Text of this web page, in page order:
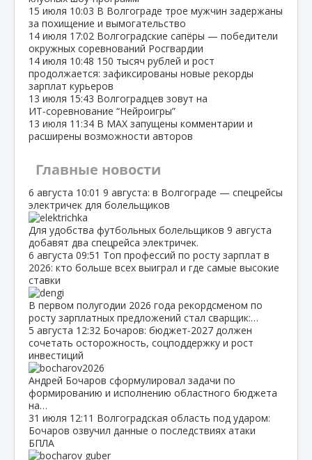
15 июля 10:03 В Волгограде трое мужчин задержаны
за похищение и вымогательство
14 июля 17:02 Волгоградские сапёры — победители
окружных соревнований Росгвардии
14 июля 10:48 150 тысяч рублей и рост
продолжается: зафиксированы новые рекорды
зарплат курьеров
13 июля 15:43 Волгоградцев зовут на
ИТ‑соревнование “Нейроигры”
13 июля 11:34 В МАХ запущены комментарии и
расширены возможности авторов
Главные новости
6 августа 10:01 9 августа: в Волгограде — спецрейсы
электричек для болельщиков
Для удобства футбольных болельщиков 9 августа
добавят два спецрейса электричек.
6 августа 09:51 Топ профессий по росту зарплат в
2026: кто больше всех выиграл и где самые высокие
ставки
В первом полугодии 2026 года рекордсменом по
росту зарплатных предложений стал сварщик:…
5 августа 12:32 Бочаров: бюджет‑2027 должен
сочетать осторожность, соцподдержку и рост
инвестиций
Андрей Бочаров сформулировал задачи по
формированию и исполнению областного бюджета
на…
31 июля 12:11 Волгоградская область под ударом:
Бочаров озвучил данные о последствиях атаки
БПЛА